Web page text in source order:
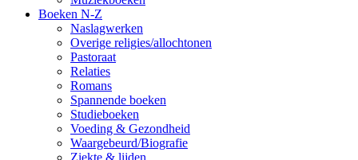
Boeken N-Z
Naslagwerken
Overige religies/allochtonen
Pastoraat
Relaties
Romans
Spannende boeken
Studieboeken
Voeding & Gezondheid
Waargebeurd/Biografie
Ziekte & lijden